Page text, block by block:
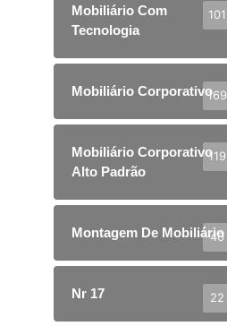
Mobiliário Com
Tecnologia
101
Mobiliário Corporativo169
Mobiliário Corporativo
Alto Padrão
119
Montagem De Mobiliário
40
Nr 17 22